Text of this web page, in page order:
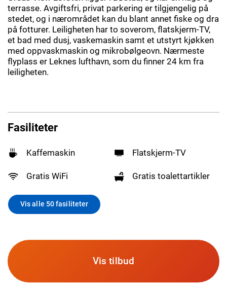
terrasse. Avgiftsfri, privat parkering er tilgjengelig på
stedet, og i nærområdet kan du blant annet fiske og dra
på fotturer. Leiligheten har to soverom, flatskjerm-TV,
et bad med dusj, vaskemaskin samt et utstyrt kjøkken
med oppvaskmaskin og mikrobølgeovn. Nærmeste
flyplass er Leknes lufthavn, som du finner 24 km fra
leiligheten.
Fasiliteter
Kaffemaskin Flatskjerm-TV
Gratis WiFi Gratis toalettartikler
Vis alle 50 fasiliteter
Vis tilbud